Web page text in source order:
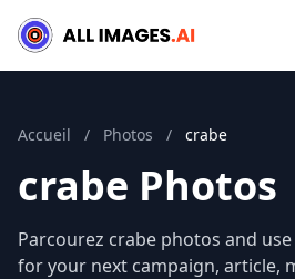
Accueil / Photos / crabe
crabe Photos
Parcourez crabe photos and
for your next campaign, article,